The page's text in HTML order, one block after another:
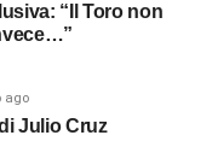
“Il Toro non
ago
Julio Cruz